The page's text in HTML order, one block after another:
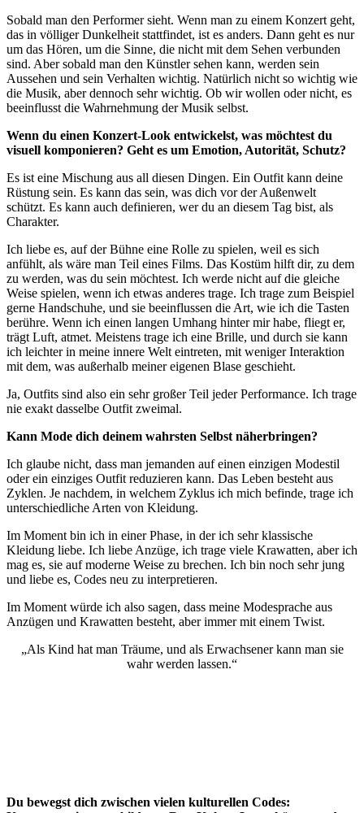
Sobald man den Performer sieht. Wenn man zu einem Konzert geht,
das in völliger Dunkelheit stattfindet, ist es anders. Dann geht es nur
um das Hören, um die Sinne, die nicht mit dem Sehen verbunden
sind. Aber sobald man den Künstler sehen kann, werden sein
Aussehen und sein Verhalten wichtig. Natürlich nicht so wichtig wie
die Musik, aber dennoch sehr wichtig. Ob wir wollen oder nicht, es
beeinflusst die Wahrnehmung der Musik selbst.
Wenn du einen Konzert-Look entwickelst, was möchtest du
visuell komponieren? Geht es um Emotion, Autorität, Schutz?
Es ist eine Mischung aus all diesen Dingen. Ein Outfit kann deine
Rüstung sein. Es kann das sein, was dich vor der Außenwelt
schützt. Es kann auch definieren, wer du an diesem Tag bist, als
Charakter.
Ich liebe es, auf der Bühne eine Rolle zu spielen, weil es sich
anfühlt, als wäre man Teil eines Films. Das Kostüm hilft dir, zu dem
zu werden, was du sein möchtest. Ich werde nicht auf die gleiche
Weise spielen, wenn ich etwas anderes trage. Ich trage zum Beispiel
gerne Handschuhe, und sie beeinflussen die Art, wie ich die Tasten
berühre. Wenn ich einen langen Umhang hinter mir habe, fliegt er,
trägt Luft, atmet. Meistens trage ich eine Brille, und durch sie kann
ich leichter in meine innere Welt eintreten, mit weniger Interaktion
mit dem, was außerhalb meiner eigenen Blase geschieht.
Ja, Outfits sind also ein sehr großer Teil jeder Performance. Ich trage
nie exakt dasselbe Outfit zweimal.
Kann Mode dich deinem wahrsten Selbst näherbringen?
Ich glaube nicht, dass man jemanden auf einen einzigen Modestil
oder ein einziges Outfit reduzieren kann. Das Leben besteht aus
Zyklen. Je nachdem, in welchem Zyklus ich mich befinde, trage ich
unterschiedliche Arten von Kleidung.
Im Moment bin ich in einer Phase, in der ich sehr klassische
Kleidung liebe. Ich liebe Anzüge, ich trage viele Krawatten, aber ich
mag es, sie auf moderne Weise zu brechen. Ich bin noch sehr jung
und liebe es, Codes neu zu interpretieren.
Im Moment würde ich also sagen, dass meine Modesprache aus
Anzügen und Krawatten besteht, aber immer mit einem Twist.
„Als Kind hat man Träume, und als Erwachsener kann man sie
wahr werden lassen.“
Du bewegst dich zwischen vielen kulturellen Codes: